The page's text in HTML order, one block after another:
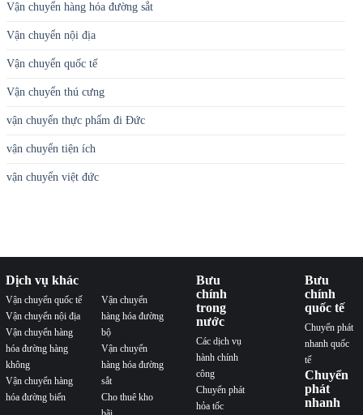
Vận chuyển hàng hóa đường sắt
Vận chuyển nội địa
Vận chuyển quốc tế
Vận chuyển thú cưng
vận chuyển thực phẩm đi Đức
vận chuyển tiện ích
vận chuyển việt đức
Dịch vụ khác
Vận chuyển quốc tế
Vận chuyển nội địa
Vận chuyển hàng
hóa đường hàng
không
Vận chuyển hàng
hóa đường biển
Vận chuyển
hàng hóa đường
bộ
Vận chuyển
hàng hóa đường
sắt
Cho thuê kho
Bưu
chính
trong
nước
Các dịch vụ
hành chính
công
Chuyển phát
hỏa tốc
Bưu
chính
quốc tế
Chuyển phát
nhanh quốc
tế
Chuyển
phát
nhanh